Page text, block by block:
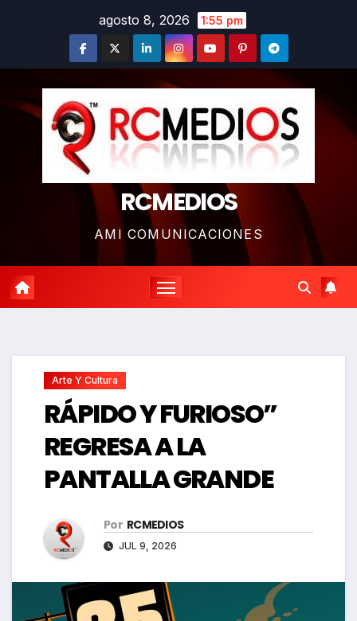
agosto 8, 2026 1:55 pm
RCMEDIOS
AMI COMUNICACIONES
Arte Y Cultura
RÁPIDO Y FURIOSO”
REGRESA A LA
PANTALLA GRANDE
Por RCMEDIOS
JUL 9, 2026